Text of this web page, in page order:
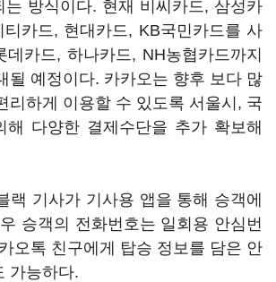
는 방식이다. 현재 비씨카드, 삼성카
카드, 현대카드, KB국민카드를 사
카드, 하나카드, NH농협카드까지
될 예정이다. 카카오는 향후 보다 많
리하게 이용할 수 있도록 서울시, 국
해 다양한 결제수단을 추가 확보해
랙 기사가 기사용 앱을 통해 승객에
승객의 전화번호는 일회용 안심번
오톡 친구에게 탑승 정보를 담은 안
가능하다.